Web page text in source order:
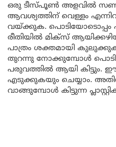
ഒരു ടീസ്പൂൺ അളവിൽ
ആവശ്യത്തിന് വെള്ളം
വയ്ക്കുക. പൊടിയോടൊപ്പം
രീതിയിൽ മിക്സ്
പാത്രം ശക്തമായി
തുറന്നു നോക്കുമ്പോൾ പൊടി
പരുവത്തിൽ ആയി കിട്ടും.
എടുക്കുകയും ചെയ്യാം.
വാങ്ങുമ്പോൾ കിട്ടുന്ന